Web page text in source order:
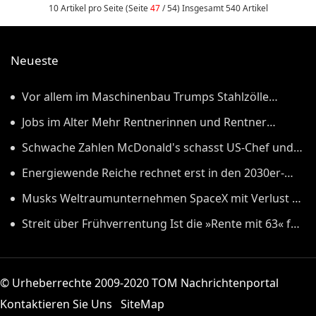
wirkungslos und reines
Bundesgeschäftsführerin der DUH:
10 Artikel pro Seite (Seite47/ 54) Insgesamt 540 Artikel
Neueste
Vor allem im Maschinenbau Trumps Stahlzölle
treffen Deutschland besonders hart
Jobs im Alter Mehr Rentnerinnen und Rentner
arbeiten
Schwache Zahlen McDonald's schasst US-Chef und
wirft ihm Fehler vor
Energiewende Reiche rechnet erst in den 2030er-
Jahren mit deutlich niedrigerem Strompreis
Musks Weltraumunternehmen SpaceX mit Verlust in
erstem Quartal an der Börse
Streit über Frühverrentung Ist die »Rente mit 63« für
© Urheberrechte 2009-2020 TOM Nachrichtenportal
Kontaktieren Sie Uns SiteMap